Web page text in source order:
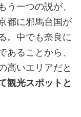
う一つの説が、
都に邪馬台国が
。中でも奈良に
あることから、
高いエリアだと
観光スポットと